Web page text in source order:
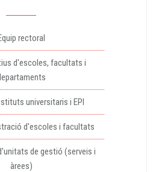
rectoral
d'escoles, facultats i
universitaris i EPI
d'escoles i facultats
de gestió (serveis i
àrees)